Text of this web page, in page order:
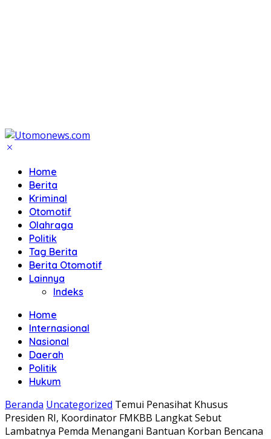
Home
Berita
Kriminal
Otomotif
Olahraga
Politik
Tag Berita
Berita Otomotif
Lainnya
Indeks
Home
Internasional
Nasional
Daerah
Politik
Hukum
Beranda Uncategorized Temui Penasihat Khusus
Presiden RI, Koordinator FMKBB Langkat Sebut
Lambatnya Pemda Menangani Bantuan Korban Bencana